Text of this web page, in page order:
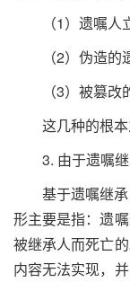
（1）遗嘱人
（2）伪造的
（3）被篡改
这几种的根
3. 由于遗嘱
基于遗嘱继
形主要是指：遗
被继承人而死亡
内容无法实现，